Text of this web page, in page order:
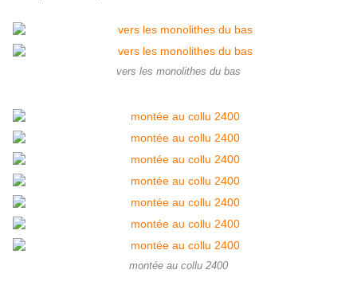
vers les monolithes du bas
montée au collu 2400